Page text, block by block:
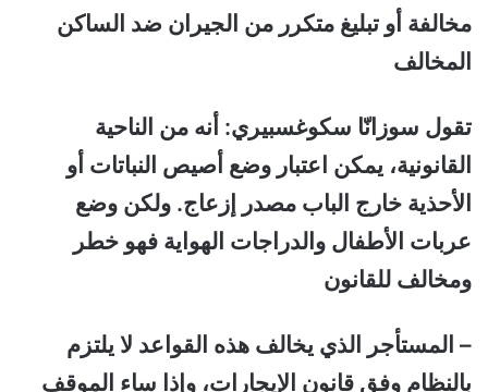
مخالفة أو تبليغ متكرر من الجيران ضد الساكن
المخالف
تقول سوزانّا سكوغسبيري: أنه من الناحية
القانونية، يمكن اعتبار وضع أصيص النباتات أو
الأحذية خارج الباب مصدر إزعاج. ولكن وضع
عربات الأطفال والدراجات الهواية فهو خطر
ومخالف للقانون
– المستأجر الذي يخالف هذه القواعد لا يلتزم
بالنظام وفق قانون الإيجارات، وإذا ساء الموقف